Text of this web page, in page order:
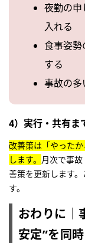
夜勤の申
入れる
食事姿勢
する
事故の多
4）実行・共有ま
改善策は「やった
します。 月次で事
善策を更新します
す。
おわりに｜
安定”を同